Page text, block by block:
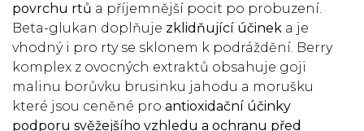
povrchu rtů a příjemnější pocit po probuzení.
Beta-glukan doplňuje zklidňující účinek a je
vhodný i pro rty se sklonem k podráždění. Berry
komplex z ovocných extraktů obsahuje goji
malinu borůvku brusinku jahodu a morušku
které jsou ceněné pro antioxidační účinky
podporu svěžejšího vzhledu a ochranu před